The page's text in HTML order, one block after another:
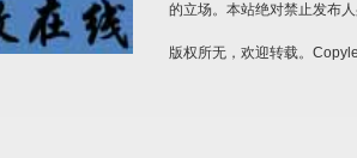
的立场。本站绝对禁止发布
版权所无，欢迎转载。